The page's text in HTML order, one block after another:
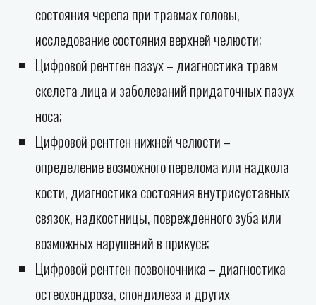
состояния черепа при травмах головы,
исследование состояния верхней челюсти;
Цифровой рентген пазух – диагностика травм
скелета лица и заболеваний придаточных пазух
носа;
Цифровой рентген нижней челюсти –
определение возможного перелома или надкола
кости, диагностика состояния внутрисуставных
связок, надкостницы, поврежденного зуба или
возможных нарушений в прикусе;
Цифровой рентген позвоночника – диагностика
остеохондроза, спондилеза и других